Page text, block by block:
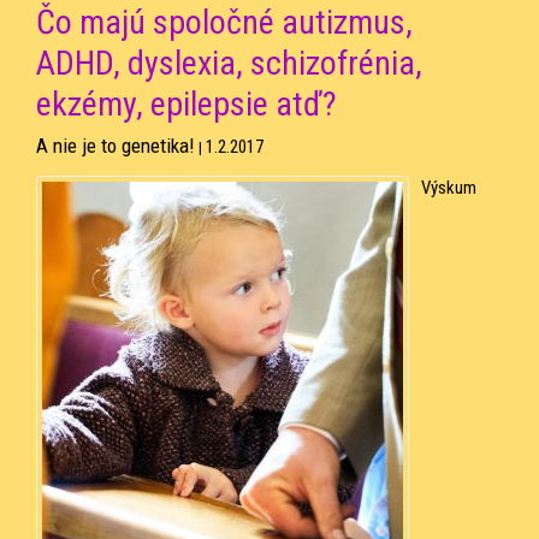
Čo majú spoločné autizmus,
ADHD, dyslexia, schizofrénia,
ekzémy, epilepsie atď?
A nie je to genetika! | 1.2.2017
Výskum